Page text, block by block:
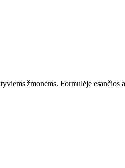
žmonėms. Formulėje